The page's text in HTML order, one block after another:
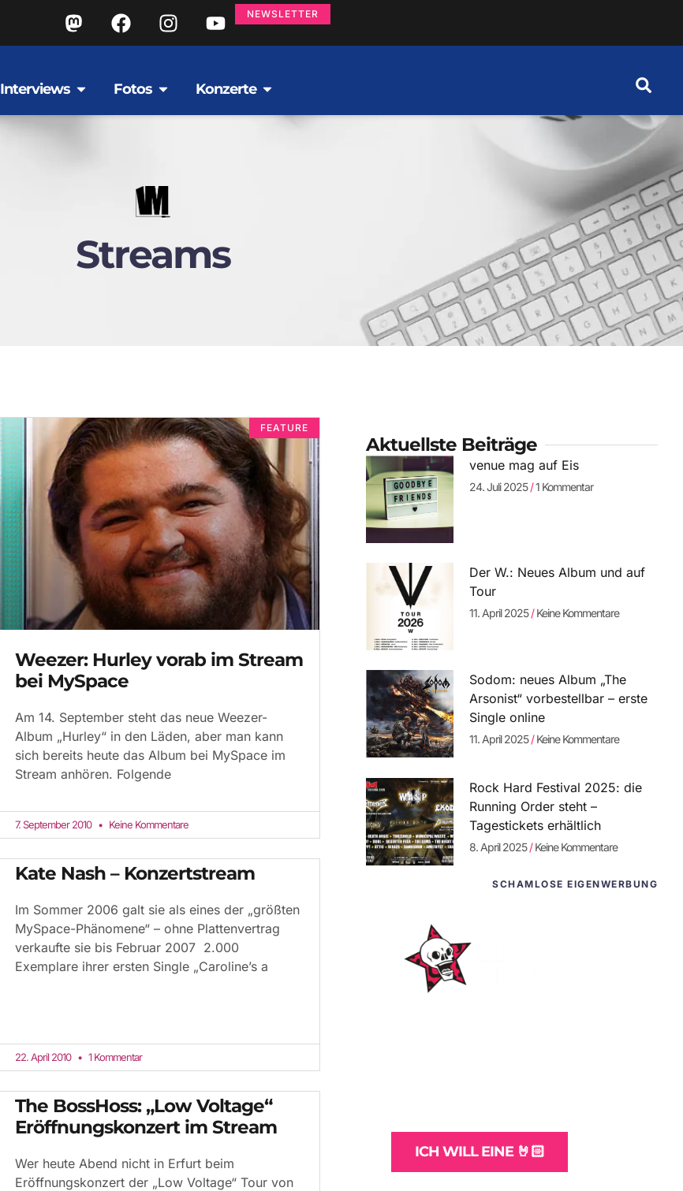
NEWSLETTER
Interviews Fotos Konzerte
Streams
FEATURE
Weezer: Hurley vorab im Stream
bei MySpace
Am 14. September steht das neue Weezer-
Album „Hurley“ in den Läden, aber man kann
sich bereits heute das Album bei MySpace im
Stream anhören. Folgende
7. September 2010 Keine Kommentare
Kate Nash – Konzertstream
Im Sommer 2006 galt sie als eines der „größten
MySpace-Phänomene“ – ohne Plattenvertrag
verkaufte sie bis Februar 2007 2.000
Exemplare ihrer ersten Single „Caroline’s a
22. April 2010 1 Kommentar
The BossHoss: „Low Voltage“
Eröffnungskonzert im Stream
Wer heute Abend nicht in Erfurt beim
Eröffnungskonzert der „Low Voltage“ Tour von
Aktuellste Beiträge
venue mag auf Eis
24. Juli 2025 1 Kommentar
Der W.: Neues Album und auf
Tour
11. April 2025 Keine Kommentare
Sodom: neues Album „The
Arsonist“ vorbestellbar – erste
Single online
11. April 2025 Keine Kommentare
Rock Hard Festival 2025: die
Running Order steht –
Tagestickets erhältlich
8. April 2025 Keine Kommentare
SCHAMLOSE EIGENWERBUNG
ICH WILL EINE 🤘🏻